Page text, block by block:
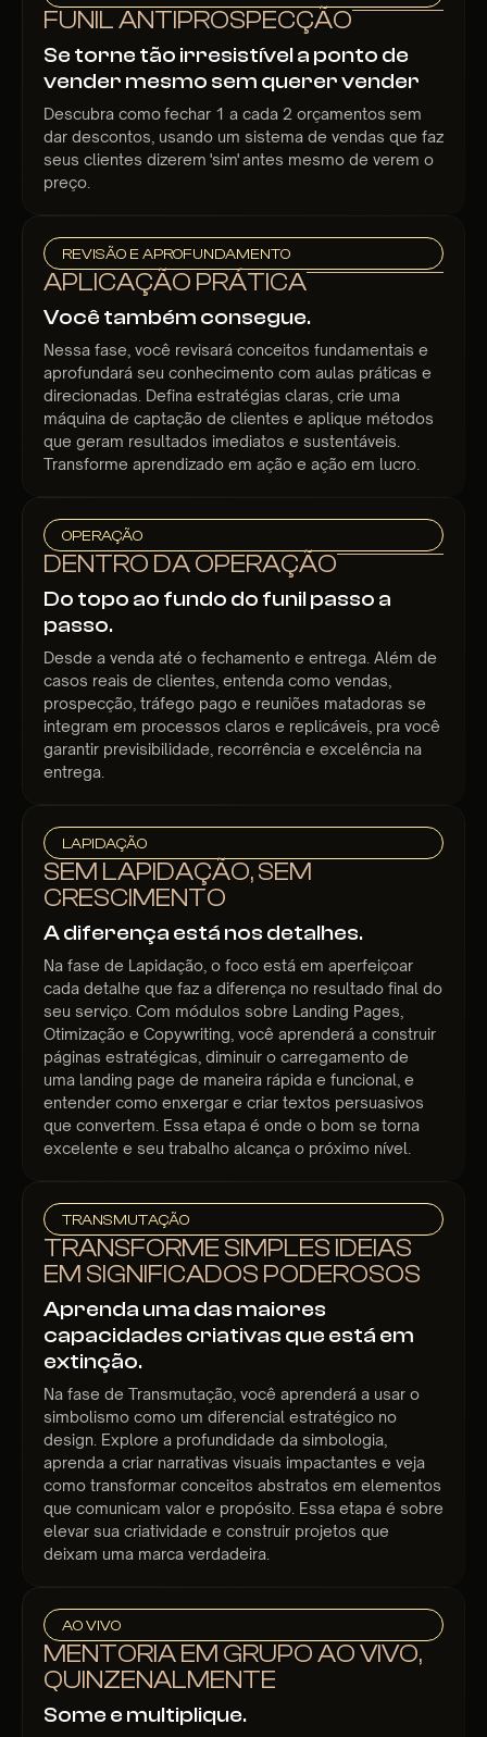
FUNIL ANTIPROSPECÇÃO
Se torne tão irresistível a ponto de
vender mesmo sem querer vender
Descubra como fechar 1 a cada 2 orçamentos sem
dar descontos, usando um sistema de vendas que faz
seus clientes dizerem 'sim' antes mesmo de verem o
preço.
REVISÃO E APROFUNDAMENTO
APLICAÇÃO PRÁTICA
Você também consegue.
Nessa fase, você revisará conceitos fundamentais e
aprofundará seu conhecimento com aulas práticas e
direcionadas. Defina estratégias claras, crie uma
máquina de captação de clientes e aplique métodos
que geram resultados imediatos e sustentáveis.
Transforme aprendizado em ação e ação em lucro.
OPERAÇÃO
DENTRO DA OPERAÇÃO
Do topo ao fundo do funil passo a
passo.
Desde a venda até o fechamento e entrega. Além de
casos reais de clientes, entenda como vendas,
prospecção, tráfego pago e reuniões matadoras se
integram em processos claros e replicáveis, pra você
garantir previsibilidade, recorrência e excelência na
entrega.
LAPIDAÇÃO
SEM LAPIDAÇÃO, SEM
CRESCIMENTO
A diferença está nos detalhes.
Na fase de Lapidação, o foco está em aperfeiçoar
cada detalhe que faz a diferença no resultado final do
seu serviço. Com módulos sobre Landing Pages,
Otimização e Copywriting, você aprenderá a construir
páginas estratégicas, diminuir o carregamento de
uma landing page de maneira rápida e funcional, e
entender como enxergar e criar textos persuasivos
que convertem. Essa etapa é onde o bom se torna
excelente e seu trabalho alcança o próximo nível.
TRANSMUTAÇÃO
TRANSFORME SIMPLES IDEIAS
EM SIGNIFICADOS PODEROSOS
Aprenda uma das maiores
capacidades criativas que está em
extinção.
Na fase de Transmutação, você aprenderá a usar o
simbolismo como um diferencial estratégico no
design. Explore a profundidade da simbologia,
aprenda a criar narrativas visuais impactantes e veja
como transformar conceitos abstratos em elementos
que comunicam valor e propósito. Essa etapa é sobre
elevar sua criatividade e construir projetos que
deixam uma marca verdadeira.
AO VIVO
MENTORIA EM GRUPO AO VIVO,
QUINZENALMENTE
Some e multiplique.